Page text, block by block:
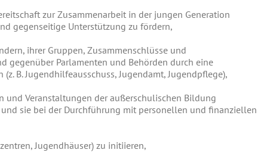
zur Zusammenarbeit in der jungen Generation
gegenseitige Unterstützung zu fördern,
ihrer Gruppen, Zusammenschlüsse und
gegenüber Parlamenten und Behörden durch eine
B. Jugendhilfeausschuss, Jugendamt, Jugendpflege),
und Veranstaltungen der außerschulischen Bildung
sie bei der Durchführung mit personellen und finanziellen
Jugendhäuser) zu initiieren,